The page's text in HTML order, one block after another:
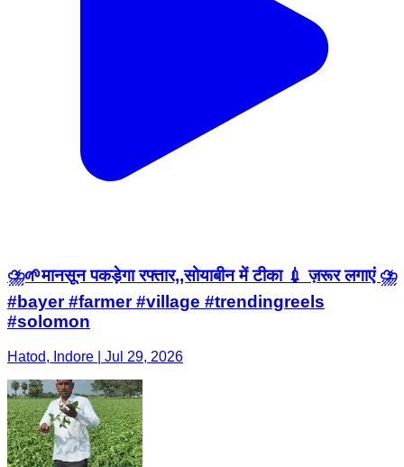
⛈️🌱मानसून पकड़ेगा रफ्तार,,सोयाबीन में टीका 💉 ज़रूर लगाएं ⛈️
#bayer #farmer #village #trendingreels
#solomon
Hatod, Indore | Jul 29, 2026